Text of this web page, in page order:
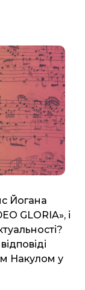
Йогана
GLORIA», і
Накулом у